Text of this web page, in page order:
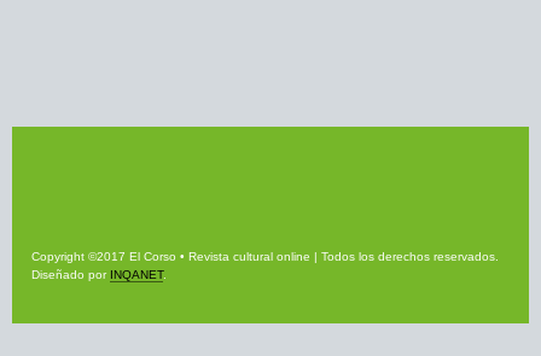
Copyright ©2017 El Corso • Revista cultural online | Todos los derechos reservados.
Diseñado por INQANET.